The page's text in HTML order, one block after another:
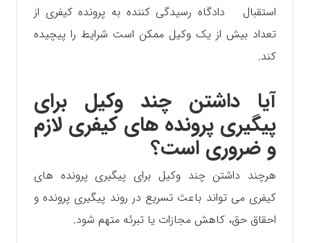
استقبال دادگاه رسیدگی کننده به پرونده کیفری از
تعداد بیش از یک وکیل ممکن است شرایط را پیچیده
کند.
آیا داشتن چند وکیل برای
پیگیری پرونده های کیفری لازم
و ضروری است؟
هرچند داشتن چند وکیل برای پیگیری پرونده های
کیفری می تواند باعث تسریع در روند پیگیری پرونده و
احقاق حق، کاهش مجازات یا تبرئه متهم شود.